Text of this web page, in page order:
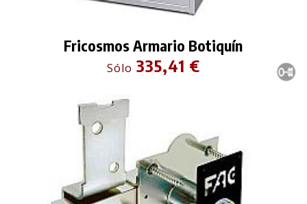
Fricosmos Armario Botiquín
Sólo 335,41 €